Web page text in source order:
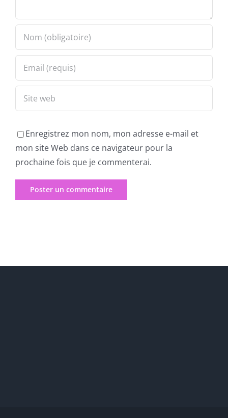
Enregistrez mon nom, mon adresse e-mail et
mon site Web dans ce navigateur pour la
prochaine fois que je commenterai.